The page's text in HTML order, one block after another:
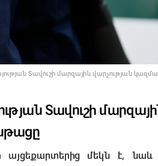
Տավուշի մարզային վարչության
Տավուշի
այցեքարտերից մեկն է,